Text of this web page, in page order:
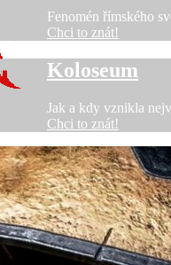
Fenomén římského
Chci to znát!
Koloseum
Jak a kdy vznikla
Chci to znát!